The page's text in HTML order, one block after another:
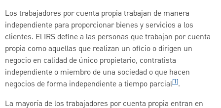
Los trabajadores por cuenta propia trabajan de manera
independiente para proporcionar bienes y servicios a los
clientes. El IRS define a las personas que trabajan por cuenta
propia como aquellas que realizan un oficio o dirigen un
negocio en calidad de único propietario, contratista
independiente o miembro de una sociedad o que hacen
negocios de forma independiente a tiempo parcial[1].
La mayoría de los trabajadores por cuenta propia entran en